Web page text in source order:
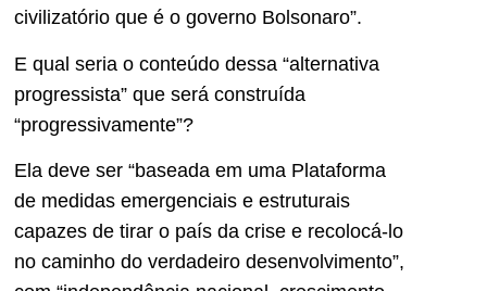
civilizatório que é o governo Bolsonaro”.
E qual seria o conteúdo dessa “alternativa
progressista” que será construída
“progressivamente”?
Ela deve ser “baseada em uma Plataforma
de medidas emergenciais e estruturais
capazes de tirar o país da crise e recolocá-lo
no caminho do verdadeiro desenvolvimento”,